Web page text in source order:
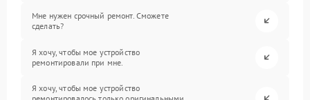
Мне нужен срочный ремонт. Сможете
сделать?
Я хочу, чтобы мое устройство
ремонтировали при мне.
Я хочу, чтобы мое устройство